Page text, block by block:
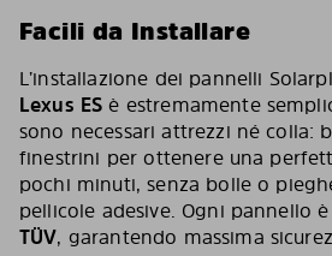
Facili da Installare
L’installazione dei pannelli
Lexus ES è estremamente
sono necessari attrezzi né colla:
finestrini per ottenere una
pochi minuti, senza bolle o
pellicole adesive. Ogni pannello è
TÜV, garantendo massima